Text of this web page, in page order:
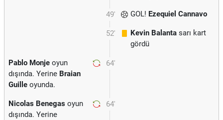
49' GOL! Ezequiel Cannavo
52' Kevin Balanta sarı kart
gördü
64'
Pablo Monje oyun
dışında. Yerine Braian
Guille oyunda.
64'
Nicolas Benegas oyun
dışında. Yerine